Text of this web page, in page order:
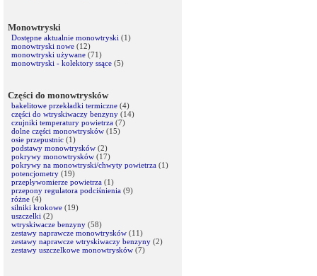
Monowtryski
Dostępne aktualnie monowtryski (1)
monowtryski nowe (12)
monowtryski używane (71)
monowtryski - kolektory ssące (5)
Części do monowtrysków
bakelitowe przekładki termiczne (4)
części do wtryskiwaczy benzyny (14)
czujniki temperatury powietrza (7)
dolne części monowtrysków (15)
osie przepustnic (1)
podstawy monowtrysków (2)
pokrywy monowtrysków (17)
pokrywy na monowtryski/chwyty powietrza (1)
potencjometry (19)
przepływomierze powietrza (1)
przepony regulatora podciśnienia (9)
różne (4)
silniki krokowe (19)
uszczelki (2)
wtryskiwacze benzyny (58)
zestawy naprawcze monowtrysków (11)
zestawy naprawcze wtryskiwaczy benzyny (2)
zestawy uszczelkowe monowtrysków (7)